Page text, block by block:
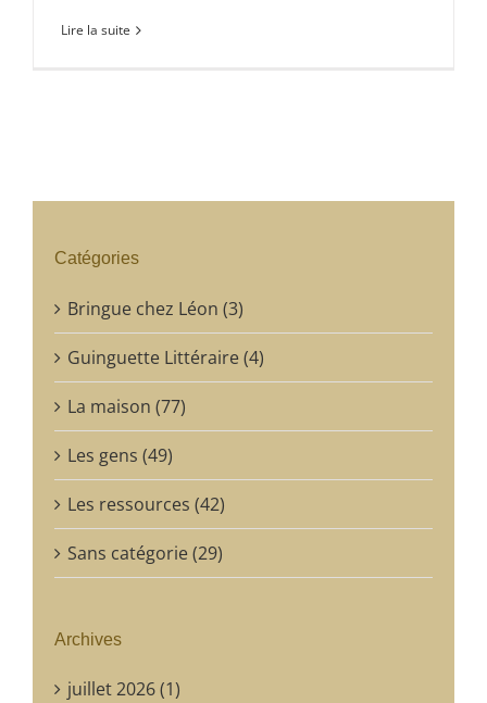
Lire la suite
Catégories
Bringue chez Léon (3)
Guinguette Littéraire (4)
La maison (77)
Les gens (49)
Les ressources (42)
Sans catégorie (29)
Archives
juillet 2026 (1)